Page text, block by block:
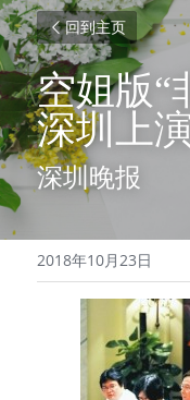
回到主页
空姐版“
深圳上演
深圳晚报
2018年10月23日